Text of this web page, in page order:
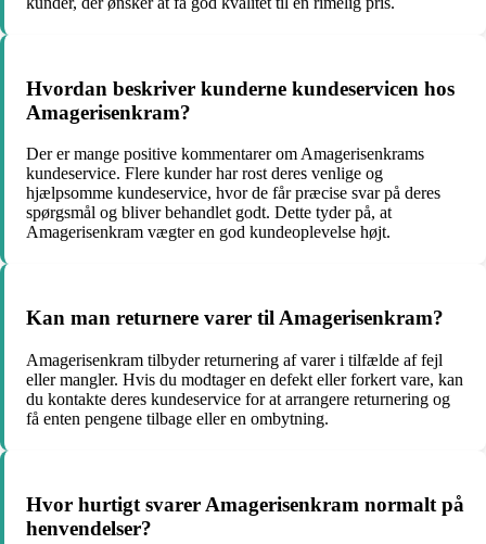
Hvordan beskriver kunderne kundeservicen hos
Amagerisenkram?
Der er mange positive kommentarer om Amagerisenkrams
kundeservice. Flere kunder har rost deres venlige og
hjælpsomme kundeservice, hvor de får præcise svar på deres
spørgsmål og bliver behandlet godt. Dette tyder på, at
Amagerisenkram vægter en god kundeoplevelse højt.
Kan man returnere varer til Amagerisenkram?
Amagerisenkram tilbyder returnering af varer i tilfælde af fejl
eller mangler. Hvis du modtager en defekt eller forkert vare, kan
du kontakte deres kundeservice for at arrangere returnering og
få enten pengene tilbage eller en ombytning.
Hvor hurtigt svarer Amagerisenkram normalt på
henvendelser?